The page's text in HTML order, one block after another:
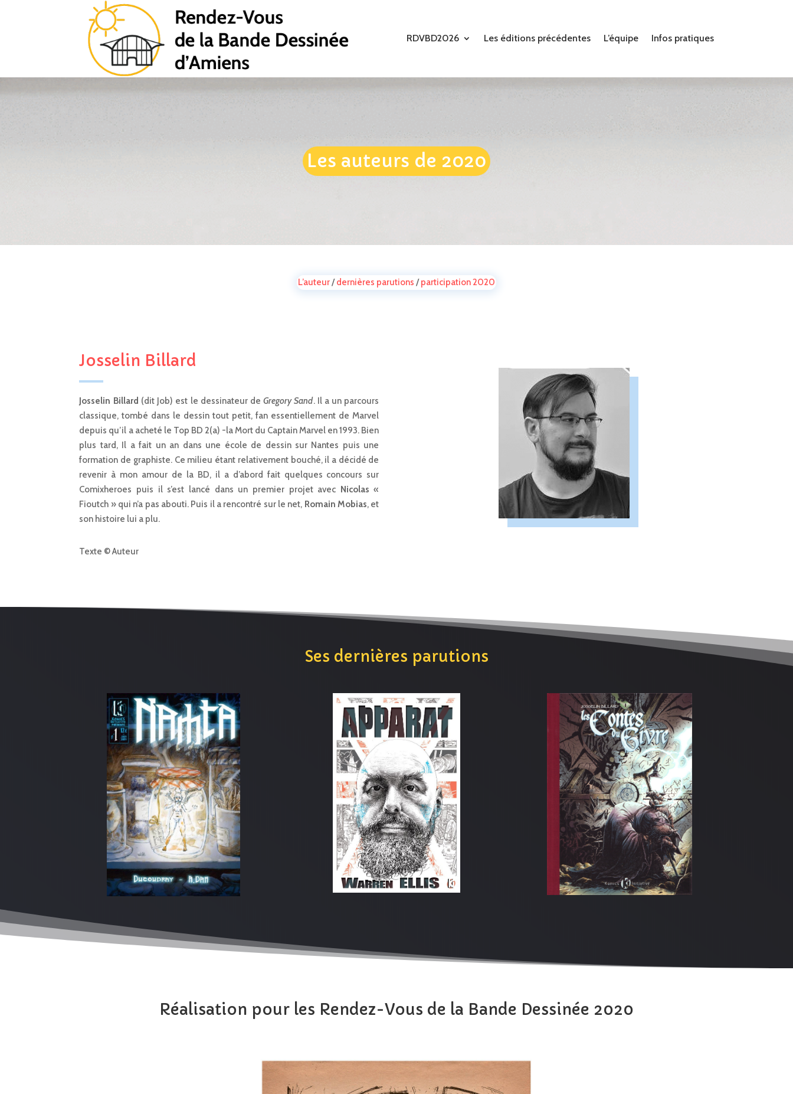
RDVBD2026 Les éditions précédentes L’équipe Infos pratiques
Les auteurs de 2020
L’auteur/dernières parutions /participation 2020
Josselin Billard
Josselin Billard (dit Job) est le dessinateur deGregory Sand. Il a un parcours
classique, tombé dans le dessin tout petit, fan essentiellement de Marvel
depuis qu’il a acheté le Top BD 2(a) -la Mort du Captain Marvel en 1993. Bien
plus tard, Il a fait un an dans une école de dessin sur Nantes puis une
formation de graphiste. Ce milieu étant relativement bouché, il a décidé de
revenir à mon amour de la BD, il a d’abord fait quelques concours sur
Comixheroes puis il s’est lancé dans un premier projet avec
Nicolas «
Fioutch » qui n’a pas abouti. Puis il a rencontré sur le net, Romain Mobias, et
son histoire lui a plu.
Texte © Auteur
Ses dernières parutions
Réalisation pour les Rendez-Vous de la Bande Dessinée 2020